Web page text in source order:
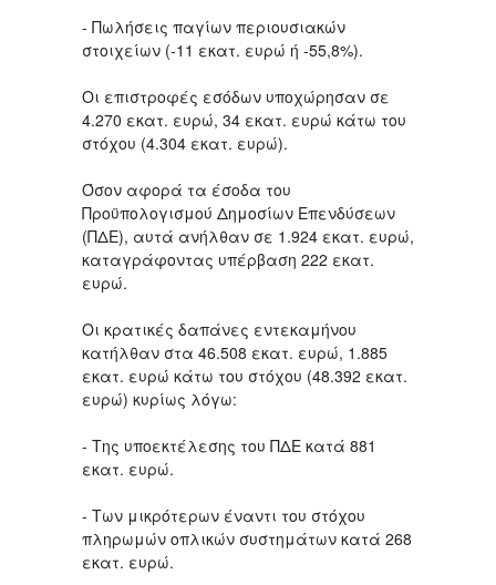
- Πωλήσεις παγίων περιουσιακών
στοιχείων (-11 εκατ. ευρώ ή -55,8%).
Οι επιστροφές εσόδων υποχώρησαν σε
4.270 εκατ. ευρώ, 34 εκατ. ευρώ κάτω του
στόχου (4.304 εκατ. ευρώ).
Όσον αφορά τα έσοδα του
Προϋπολογισμού Δημοσίων Επενδύσεων
(ΠΔΕ), αυτά ανήλθαν σε 1.924 εκατ. ευρώ,
καταγράφοντας υπέρβαση 222 εκατ.
ευρώ.
Οι κρατικές δαπάνες εντεκαμήνου
κατήλθαν στα 46.508 εκατ. ευρώ, 1.885
εκατ. ευρώ κάτω του στόχου (48.392 εκατ.
ευρώ) κυρίως λόγω:
- Της υποεκτέλεσης του ΠΔΕ κατά 881
εκατ. ευρώ.
- Των μικρότερων έναντι του στόχου
πληρωμών οπλικών συστημάτων κατά 268
εκατ. ευρώ.